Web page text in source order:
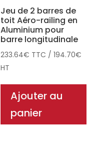
Jeu de 2 barres de
toit Aéro-railing en
Aluminium pour
barre longitudinale
233.64€ TTC /194.70€
HT
Ajouter au
panier